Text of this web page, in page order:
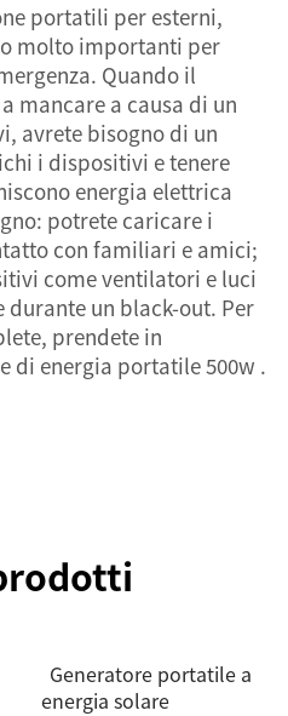
portatili per esterni,
molto importanti per
Quando il
mancare a causa di un
avrete bisogno di un
i dispositivi e tenere
energia elettrica
potrete caricare i
con familiari e amici;
come ventilatori e luci
un black-out. Per
prendete in
di energia portatile 500w .
Generatore portatile a
energia solare